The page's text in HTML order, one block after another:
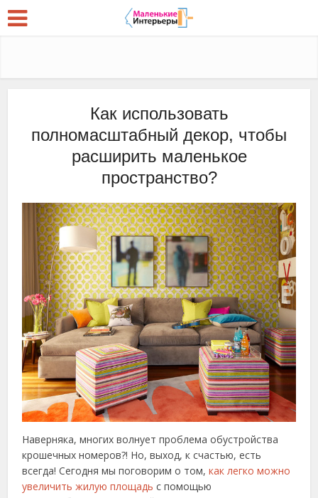
Как использовать
полномасштабный декор, чтобы
расширить маленькое
пространство?
Наверняка, многих волнует проблема обустройства
крошечных номеров?! Но, выход, к счастью, есть
всегда! Сегодня мы поговорим о том,как легко можно
увеличить жилую площадь с помощью